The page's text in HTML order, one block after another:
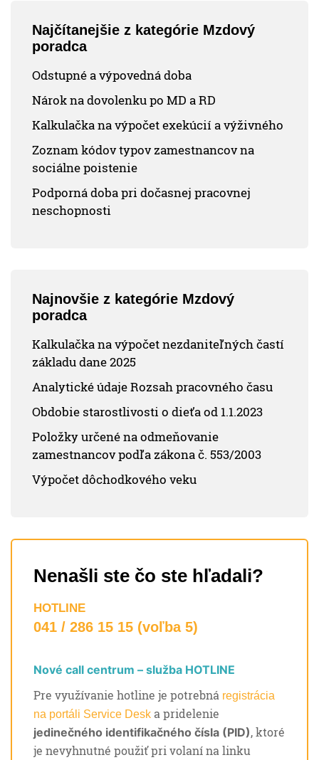
Najčítanejšie z kategórie Mzdový
poradca
Odstupné a výpovedná doba
Nárok na dovolenku po MD a RD
Kalkulačka na výpočet exekúcií a výživného
Zoznam kódov typov zamestnancov na
sociálne poistenie
Podporná doba pri dočasnej pracovnej
neschopnosti
Najnovšie z kategórie Mzdový
poradca
Kalkulačka na výpočet nezdaniteľných častí
základu dane 2025
Analytické údaje Rozsah pracovného času
Obdobie starostlivosti o dieťa od 1.1.2023
Položky určené na odmeňovanie
zamestnancov podľa zákona č. 553/2003
Výpočet dôchodkového veku
Nenašli ste čo ste hľadali?
HOTLINE
041 / 286 15 15 (voľba 5)
Nové call centrum – služba HOTLINE
Pre využívanie hotline je potrebná registrácia
na portáli Service Desk a pridelenie
jedinečného identifikačného čísla (PID), ktoré
je nevyhnutné použiť pri volaní na linku